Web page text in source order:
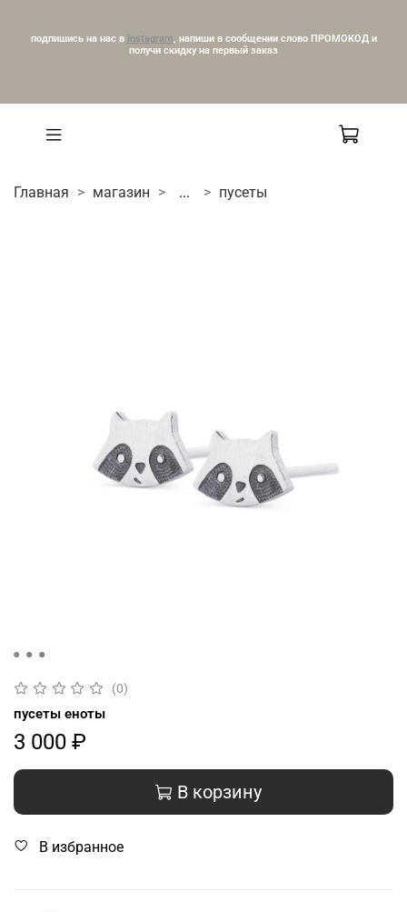
подпишись на нас в instagram, напиши в сообщении слово ПРОМОКОД и
получи скидку на первый заказ
Главная магазин ... пусеты
(0)
пусеты еноты
3 000 ₽
В корзину
В избранное